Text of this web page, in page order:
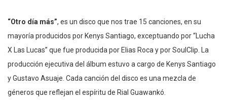
“Otro día más”, es un disco que nos trae 15 canciones, en su
mayoría producidos por Kenys Santiago, exceptuando por “Lucha
X Las Lucas” que fue producida por Elias Roca y por SoulClip. La
producción ejecutiva del álbum estuvo a cargo de Kenys Santiago
y Gustavo Asuaje. Cada canción del disco es una mezcla de
géneros que reflejan el espíritu de Rial Guawankó.